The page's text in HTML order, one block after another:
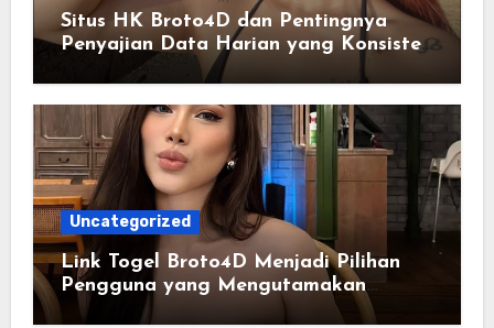
Situs HK Broto4D dan Pentingnya
Penyajian Data Harian yang Konsisten
Uncategorized
Link Togel Broto4D Menjadi Pilihan
Pengguna yang Mengutamakan
Kemudahan